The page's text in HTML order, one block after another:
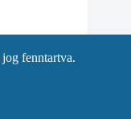
fenntartva.